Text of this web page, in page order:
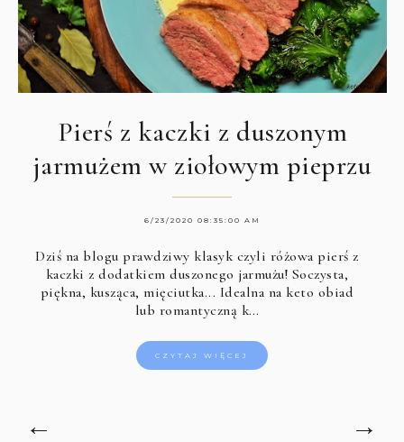
Pierś z kaczki z duszonym
jarmużem w ziołowym pieprzu
6/23/2020 08:35:00 AM
Dziś na blogu prawdziwy klasyk czyli różowa pierś z
kaczki z dodatkiem duszonego jarmużu! Soczysta,
piękna, kusząca, mięciutka... Idealna na keto obiad
lub romantyczną k…
CZYTAJ WIĘCEJ
← →